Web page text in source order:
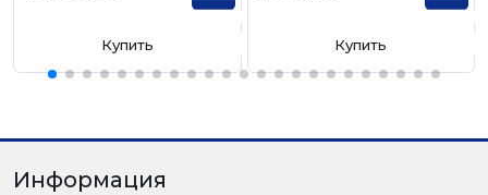
Купить Купить
Информация